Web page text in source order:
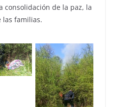
consolidación de la paz, la
las familias.